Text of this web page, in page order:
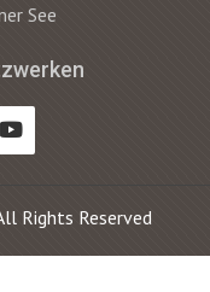
See
Rights Reserved